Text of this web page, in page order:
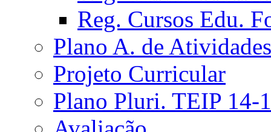
Reg. Cursos Edu.
Plano A. de Atividades
Projeto Curricular
Plano Pluri. TEIP 14-